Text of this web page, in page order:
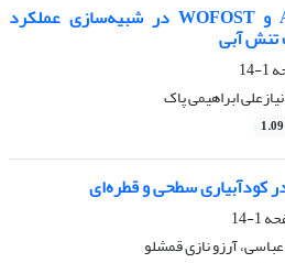
ارزیابی مدل‌های AquaCrop و WOFOST در شبیه‌سازی عملکرد
تنش آبی
1-14
ابراهیمی پاک
کودآبیاری سطحی و قطره‌ای
1-14
عباسی، آرزو نازی قمشلو